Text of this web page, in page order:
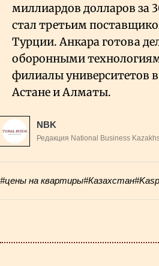
миллиардов долларов за
стал третьим
Турции. Анкара готова
оборонными
филиалы университетов
Астане и Алматы.
NBK
Редакция National Business
#цены на квартиры#Казахстан